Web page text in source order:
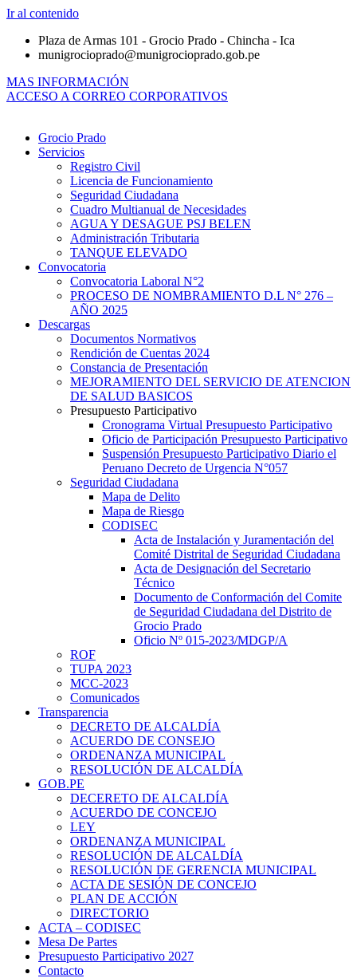
Ir al contenido
Plaza de Armas 101 - Grocio Prado - Chincha - Ica
munigrocioprado@munigrocioprado.gob.pe
MAS INFORMACIÓN
ACCESO A CORREO CORPORATIVOS
Grocio Prado
Servicios
Registro Civil
Licencia de Funcionamiento
Seguridad Ciudadana
Cuadro Multianual de Necesidades
AGUA Y DESAGUE PSJ BELEN
Administración Tributaria
TANQUE ELEVADO
Convocatoria
Convocatoria Laboral N°2
PROCESO DE NOMBRAMIENTO D.L N° 276 –
AÑO 2025
Descargas
Documentos Normativos
Rendición de Cuentas 2024
Constancia de Presentación
MEJORAMIENTO DEL SERVICIO DE ATENCION
DE SALUD BASICOS
Presupuesto Participativo
Cronograma Virtual Presupuesto Participativo
Oficio de Participación Presupuesto Participativo
Suspensión Presupuesto Participativo Diario el
Peruano Decreto de Urgencia N°057
Seguridad Ciudadana
Mapa de Delito
Mapa de Riesgo
CODISEC
Acta de Instalación y Juramentación del
Comité Distrital de Seguridad Ciudadana
Acta de Designación del Secretario
Técnico
Documento de Conformación del Comite
de Seguridad Ciudadana del Distrito de
Grocio Prado
Oficio Nº 015-2023/MDGP/A
ROF
TUPA 2023
MCC-2023
Comunicados
Transparencia
DECRETO DE ALCALDÍA
ACUERDO DE CONSEJO
ORDENANZA MUNICIPAL
RESOLUCIÓN DE ALCALDÍA
GOB.PE
DECERETO DE ALCALDÍA
ACUERDO DE CONCEJO
LEY
ORDENANZA MUNICIPAL
RESOLUCIÓN DE ALCALDÍA
RESOLUCIÓN DE GERENCIA MUNICIPAL
ACTA DE SESIÓN DE CONCEJO
PLAN DE ACCIÓN
DIRECTORIO
ACTA – CODISEC
Mesa De Partes
Presupuesto Participativo 2027
Contacto